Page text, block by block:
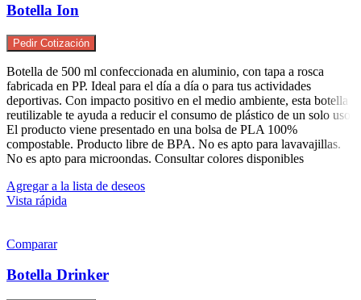
Botella Ion
Pedir Cotización
Botella de 500 ml confeccionada en aluminio, con tapa a rosca
fabricada en PP. Ideal para el día a día o para tus actividades
deportivas. Con impacto positivo en el medio ambiente, esta botella
reutilizable te ayuda a reducir el consumo de plástico de un solo uso.
El producto viene presentado en una bolsa de PLA 100%
compostable. Producto libre de BPA. No es apto para lavavajillas.
No es apto para microondas. Consultar colores disponibles
Agregar a la lista de deseos
Vista rápida
Comparar
Botella Drinker